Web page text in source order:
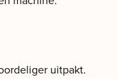
uitpakt.